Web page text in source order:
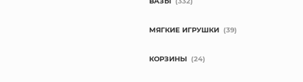
МЯГКИЕ ИГРУШКИ (39)
КОРЗИНЫ (24)